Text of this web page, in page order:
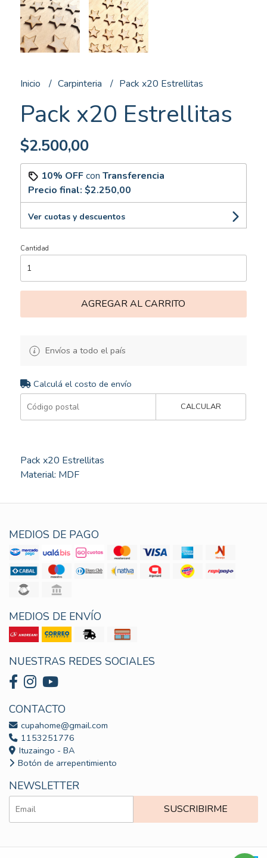
Inicio Carpinteria Pack x20 Estrellitas
Pack x20 Estrellitas
$2.500,00
10% OFFcon Transferencia
Precio final: $2.250,00
Ver cuotas y descuentos
Cantidad
AGREGAR AL CARRITO
Envíos a todo el país
Calculá el costo de envío
CALCULAR
Pack x20 Estrellitas
Material: MDF
MEDIOS DE PAGO
MEDIOS DE ENVÍO
NUESTRAS REDES SOCIALES
CONTACTO
cupahome@gmail.com
1153251776
Ituzaingo - BA
Botón de arrepentimiento
NEWSLETTER
SUSCRIBIRME